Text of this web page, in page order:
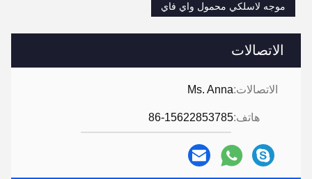
الاتصالات
الاتصالات:Ms. Anna
هاتف:86-15622853785
موجه لاسلكي محمول واي فاي